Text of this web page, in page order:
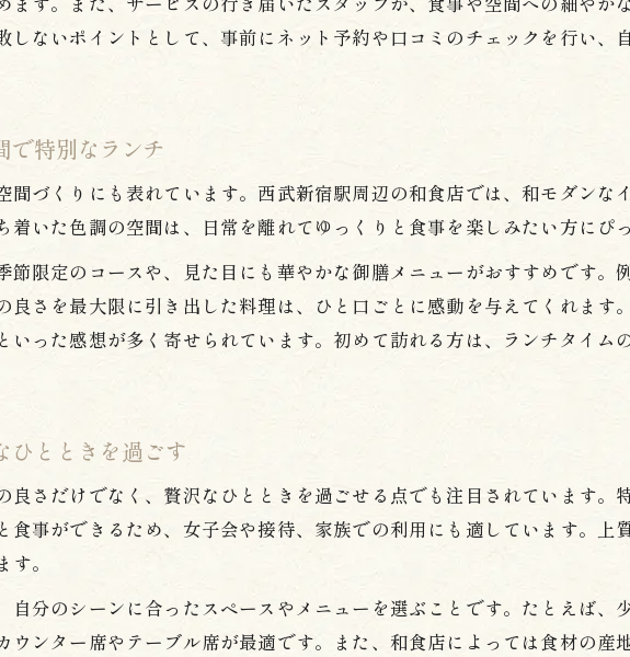
駅近くで堪能する和食が選ばれる理由
洗練されたデザインで味わう和食の魅力
モダン和食空間で感じる上質なひととき
和食の美味しさを引き立てる洗練された空間
季節ごとの和食が持つ奥深い魅力とは
しないポイントとして、事前にネット予約や口コミのチェックを行い
で特別なランチ
間づくりにも表れています。西武新宿駅周辺の和食店では、和モダン
着いた色調の空間は、日常を離れてゆっくりと食事を楽しみたい方にぴ
節限定のコースや、見た目にも華やかな御膳メニューがおすすめです
良さを最大限に引き出した料理は、ひと口ごとに感動を与えてくれま
いった感想が多く寄せられています。初めて訪れる方は、ランチタイ
ひとときを過ごす
良さだけでなく、贅沢なひとときを過ごせる点でも注目されています
食事ができるため、女子会や接待、家族での利用にも適しています。
。
自分のシーンに合ったスペースやメニューを選ぶことです。たとえば
ウンター席やテーブル席が最適です。また、和食店によっては食材の